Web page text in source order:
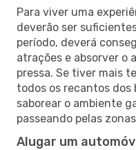
Para viver uma
deverão ser
período, deverá
atrações e absorver o
pressa. Se tiver mais
todos os recantos
saborear o ambiente
passeando pelas
Alugar um